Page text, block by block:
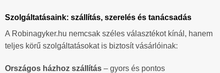
Szolgáltatásaink: szállítás, szerelés és tanácsadás
A Robinagyker.hu nemcsak széles választékot kínál, hanem
teljes körű szolgáltatásokat is biztosít vásárlóinak:
Országos házhoz szállítás – gyors és pontos